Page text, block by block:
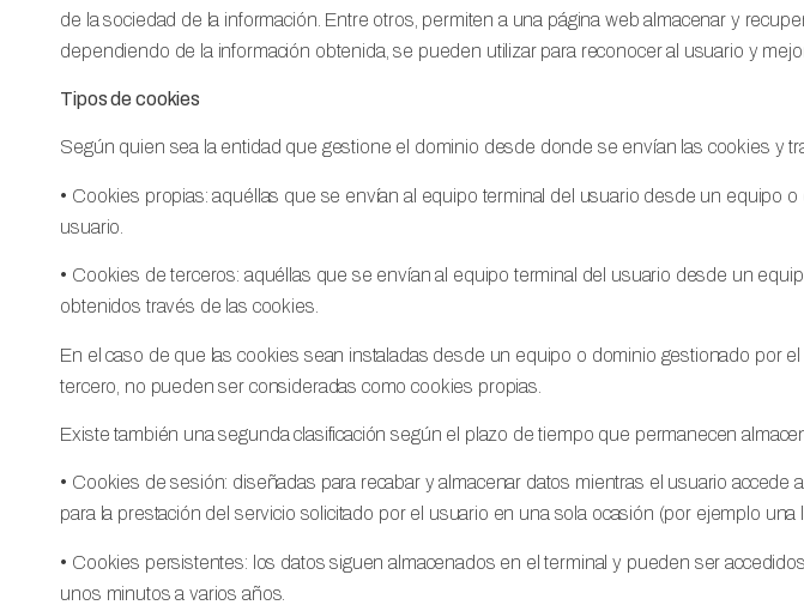
de la sociedad de la información. Entre otros, permiten a una página web almacenar y
dependiendo de la información obtenida, se pueden utilizar para reconocer al usuario y
Tipos de cookies
Según quien sea la entidad que gestione el dominio desde donde se envían las cookies y
• Cookies propias: aquéllas que se envían al equipo terminal del usuario desde un equipo
usuario.
• Cookies de terceros: aquéllas que se envían al equipo terminal del usuario desde un
obtenidos través de las cookies.
En el caso de que las cookies sean instaladas desde un equipo o dominio gestionado por
tercero, no pueden ser consideradas como cookies propias.
Existe también una segunda clasificación según el plazo de tiempo que permanecen
• Cookies de sesión: diseñadas para recabar y almacenar datos mientras el usuario
para la prestación del servicio solicitado por el usuario en una sola ocasión (por ejemplo una
• Cookies persistentes: los datos siguen almacenados en el terminal y pueden ser
unos minutos a varios años.